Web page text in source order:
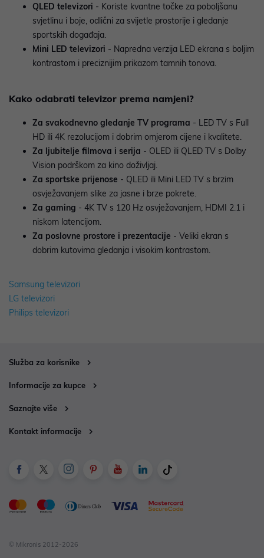
QLED televizori - Koriste kvantne točke za poboljšanu
svjetlinu i boje, odlični za svijetle prostorije i gledanje
sportskih događaja.
Mini LED televizori - Napredna verzija LED ekrana s boljim
kontrastom i preciznijim prikazom tamnih tonova.
Kako odabrati televizor prema namjeni?
Za svakodnevno gledanje TV programa - LED TV s Full
HD ili 4K rezolucijom i dobrim omjerom cijene i kvalitete.
Za ljubitelje filmova i serija - OLED ili QLED TV s Dolby
Vision podrškom za kino doživljaj.
Za sportske prijenose - QLED ili Mini LED TV s brzim
osvježavanjem slike za jasne i brze pokrete.
Za gaming - 4K TV s 120 Hz osvježavanjem, HDMI 2.1 i
niskom latencijom.
Za poslovne prostore i prezentacije - Veliki ekran s
dobrim kutovima gledanja i visokim kontrastom.
Samsung televizori
LG televizori
Philips televizori
Služba za korisnike
Informacije za kupce
Saznajte više
Kontakt informacije
© Mikronis 2012-2026